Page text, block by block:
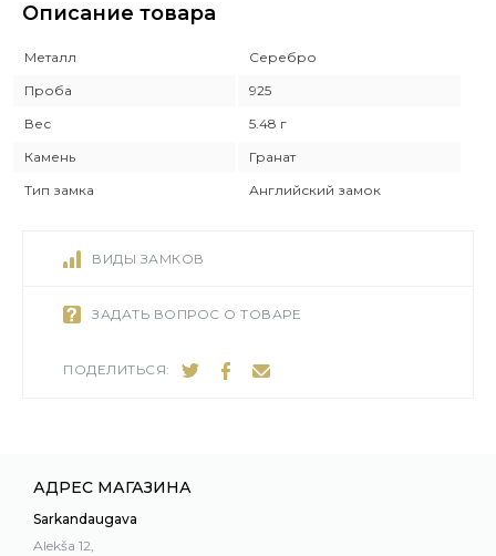
Описание товара
Металл
Серебро
Проба
925
Вес
5.48 г
Камень
Гранат
Тип замка
Английский замок
ВИДЫ ЗАМКОВ
ЗАДАТЬ ВОПРОС О ТОВАРЕ
ПОДЕЛИТЬСЯ:
АДРЕС МАГАЗИНА
Sarkandaugava
Alekša 12,